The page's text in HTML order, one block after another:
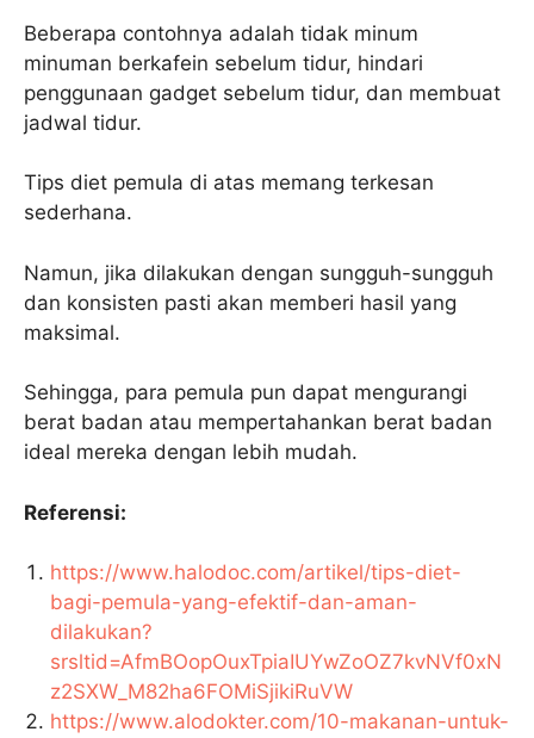
Beberapa contohnya adalah tidak minum
minuman berkafein sebelum tidur, hindari
penggunaan gadget sebelum tidur, dan membuat
jadwal tidur.
Tips diet pemula di atas memang terkesan
sederhana.
Namun, jika dilakukan dengan sungguh-sungguh
dan konsisten pasti akan memberi hasil yang
maksimal.
Sehingga, para pemula pun dapat mengurangi
berat badan atau mempertahankan berat badan
ideal mereka dengan lebih mudah.
Referensi:
https://www.halodoc.com/artikel/tips-diet-
bagi-pemula-yang-efektif-dan-aman-
dilakukan?
srsltid=AfmBOopOuxTpiaIUYwZoOZ7kvNVf0xN
z2SXW_M82ha6FOMiSjikiRuVW
https://www.alodokter.com/10-makanan-untuk-